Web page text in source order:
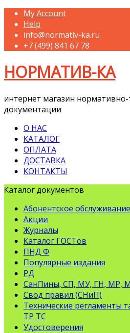
My Account
Help
info@normativ-ka.ru
+7 (499) 841 67 78
НОРМАТИВ-КА
интернет магазин нормативно-
документации
О НАС
КАТАЛОГ
ОПЛАТА
ДОСТАВКА
КОНТАКТЫ
Каталог документов
Абонентское
Акции
Журналы
Каталог ГОСТов
ПНД Ф
Популярные издания
РД
СанПины, СП, МУ, ГН, МР,
Свод правил (СНиП)
Технические регламенты
ТР ТС
Удостоверения